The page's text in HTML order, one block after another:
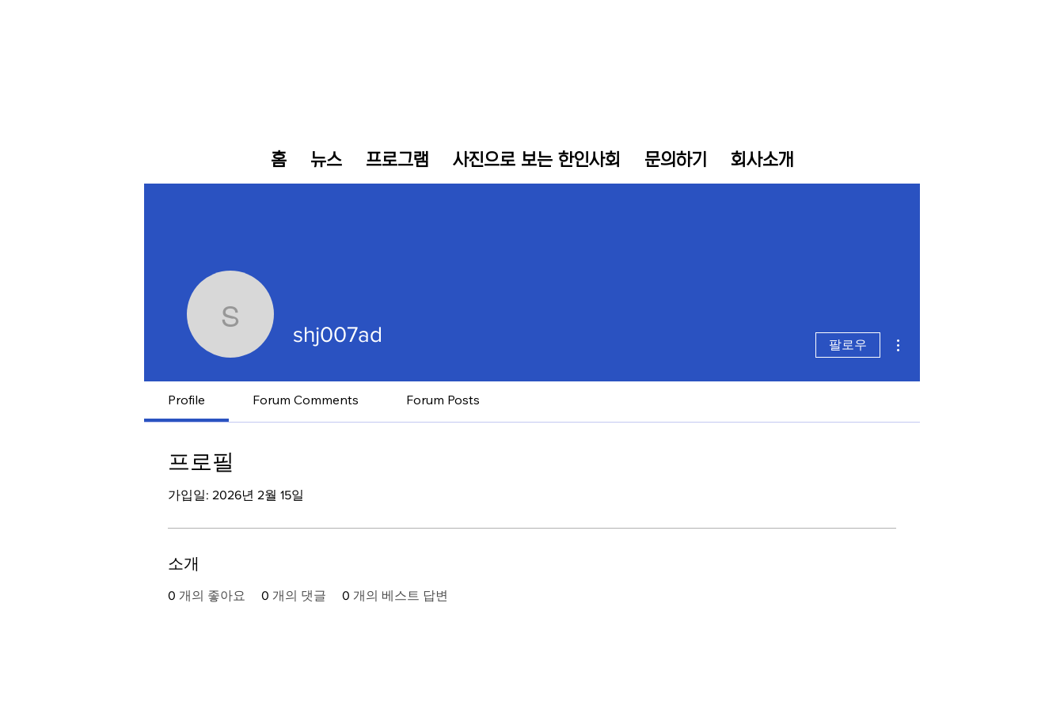
홈 뉴스 프로그램 사진으로 보는 한인사회 문의하기 회사소개
shj007ad
shj007ad 팔로우
Profile Forum Comments Forum Posts
프로필
가입일: 2026년 2월 15일
소개
0 개의 좋아요 0 개의 댓글 0 개의 베스트 답변